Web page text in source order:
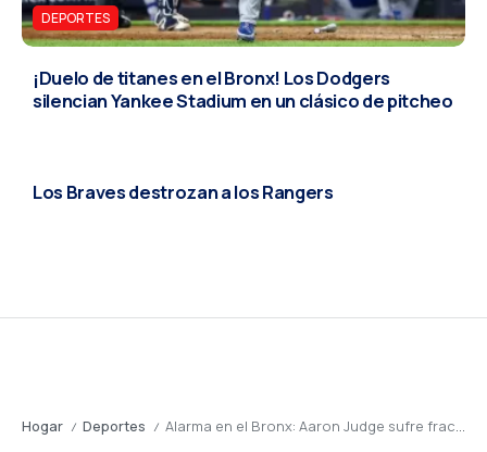
DEPORTES
¡Duelo de titanes en el Bronx! Los Dodgers
silencian Yankee Stadium en un clásico de pitcheo
Los Braves destrozan a los Rangers
Hogar / Deportes / Alarma en el Bronx: Aaron Judge sufre fractura en la costilla, una baja indefinida para los Yankees